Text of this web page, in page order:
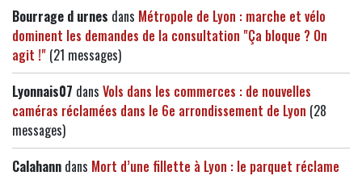
Bourrage d urnes dans Métropole de Lyon : marche et vélo
dominent les demandes de la consultation "Ça bloque ? On
agit !" (21 messages)
Lyonnais07 dans Vols dans les commerces : de nouvelles
caméras réclamées dans le 6e arrondissement de Lyon (28
messages)
Calahann dans Mort d’une fillette à Lyon : le parquet réclame